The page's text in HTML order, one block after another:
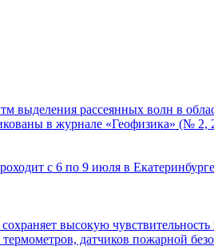
выделения рассеянных волн в
в журнале «Геофизика» (№ 2,
с 6 по 9 июля в
высокую
датчиков пожарной